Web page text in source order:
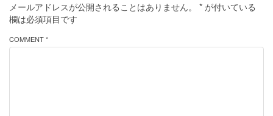
メールアドレスが公開されることはありません。 * が付いている
欄は必須項目です
COMMENT *